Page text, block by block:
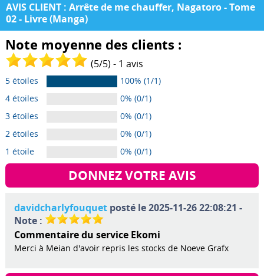
AVIS CLIENT : Arrête de me chauffer, Nagatoro - Tome
02 - Livre (Manga)
Note moyenne des clients :
(5/5) - 1 avis
5 étoiles
100% (1/1)
4 étoiles
0% (0/1)
3 étoiles
0% (0/1)
2 étoiles
0% (0/1)
1 étoile
0% (0/1)
DONNEZ VOTRE AVIS
davidcharlyfouquetposté le 2025-11-26 22:08:21 -
Note :
Commentaire du service Ekomi
Merci à Meian d'avoir repris les stocks de Noeve Grafx